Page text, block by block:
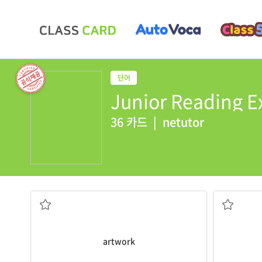
Junior Reading
36 카드 | netutor
artwork